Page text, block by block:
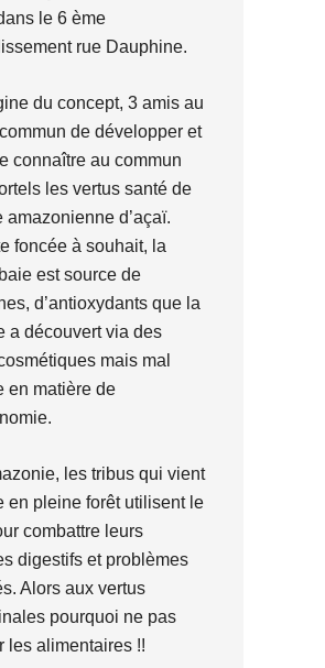
le 6 ème
rue Dauphine.
du concept, 3 amis au
de développer et
connaître au commun
les vertus santé de
amazonienne d’açaï.
foncée à souhait, la
est source de
d’antioxydants que la
a découvert via des
mais mal
en matière de
les tribus qui vient
en pleine forêt utilisent le
combattre leurs
digestifs et problèmes
Alors aux vertus
pourquoi ne pas
les alimentaires !!